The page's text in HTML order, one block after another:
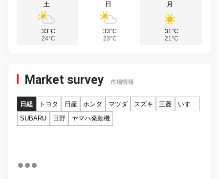
土
33°C
24°C
日
33°C
23°C
月
31°C
21°C
Market survey 市場情報
日経 トヨタ 日産 ホンダ マツダ スズキ 三菱
いすゞ
SUBARU
日野 ヤマハ発動機